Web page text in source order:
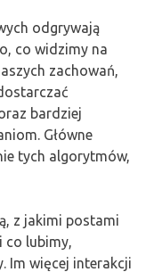
odgrywają
co widzimy na
zachowań,
bardziej
Główne
tych algorytmów,
z jakimi postami
co lubimy,
Im więcej interakcji